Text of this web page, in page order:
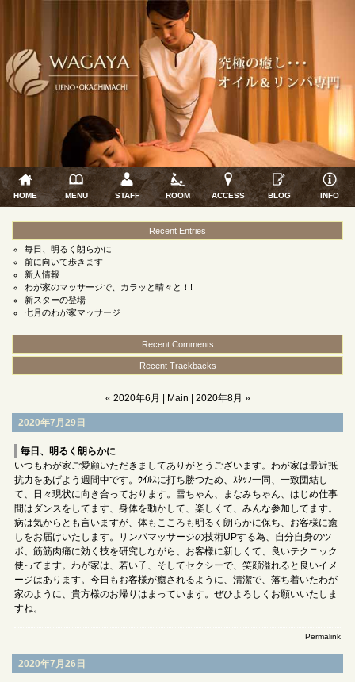
HOME MENU STAFF ROOM ACCESS BLOG INFO
Recent Entries
毎日、明るく朗らかに
前に向いて歩きます
新人情報
わが家のマッサージで、カラッと晴々と！!
新スターの登場
七月のわが家マッサージ
Recent Comments
Recent Trackbacks
« 2020年6月 Main 2020年8月 »
2020年7月29日
毎日、明るく朗らかに
いつもわが家ご愛顧いただきましてありがとうございます。わが家は最近抵
抗力をあげよう週間中です。ｳｲﾙｽに打ち勝つため、ｽﾀｯﾌ一同、一致団結し
て、日々現状に向き合っております。雪ちゃん、まなみちゃん、はじめ仕事
間はダンスをしてます、身体を動かして、楽しくて、みんな参加してます。
病は気からとも言いますが、体もこころも明るく朗らかに保ち、お客様に癒
しをお届けいたします。リンパマッサージの技術UPする為、自分自身のツ
ボ、筋筋肉痛に効く技を研究しながら、お客様に新しくて、良いテクニック
使ってます。わが家は、若い子、そしてセクシーで、笑顔溢れると良いイメ
ージはあります。今日もお客様が癒されるように、清潔で、落ち着いたわが
家のように、貴方様のお帰りはまっています。ぜひよろしくお願いいたしま
すね。
Permalink
2020年7月26日